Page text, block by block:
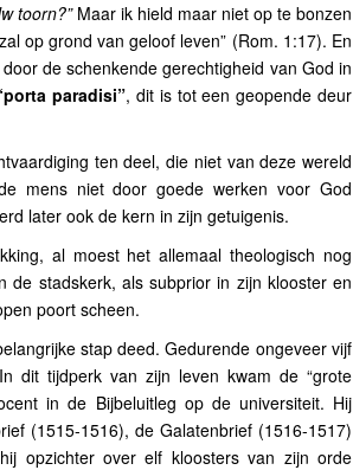
toorn?”Maar ik hield maar niet op te bonzen
op grond van geloof leven” (Rom. 1:17). En
de schenkende gerechtigheid van God in
paradisi”, dit is tot een geopende deur
ten deel, die niet van deze wereld
mens niet door goede werken voor God
later ook de kern in zijn getuigenis.
al moest het allemaal theologisch nog
de stadskerk, als subprior in zijn klooster en
poort scheen.
stap deed. Gedurende ongeveer vijf
dit tijdperk van zijn leven kwam de “grote
in de Bijbeluitleg op de universiteit. Hij
(1515-1516), de Galatenbrief (1516-1517)
opzichter over elf kloosters van zijn orde